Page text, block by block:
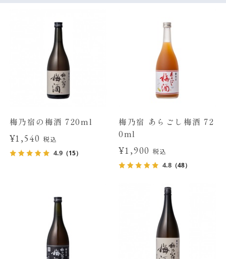
梅乃宿の梅酒 720ml
¥1,540税込
4.9（15）
梅乃宿 あらごし梅酒 72
0ml
¥1,900 税込
4.8 （48）